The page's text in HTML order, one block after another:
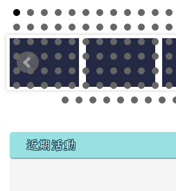
左邊區域內容
近期活動